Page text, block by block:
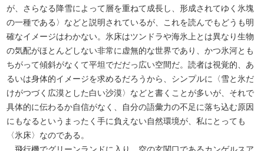
が、さらなる降雪によって層を重ねて成長し、形成されてゆく氷塊
の一種である〉などと説明されているが、これを読んでもどうも明
確なイメージはわかない。氷床はツンドラや海氷上とは異なり生物
の気配がほとんどしない非常に虚無的な世界であり、かつ氷河とも
ちがって傾斜がなくて平坦でだだっ広い空間だ。読者は視覚的、あ
るいは身体的イメージを求めるだろうから、シンプルに〈雪と氷だ
けがつづく広漠とした白い沙漠〉などと書くことが多いが、それで
具体的に伝わるか自信がなく、自分の語彙力の不足に落ち込む原因
にもなるというまったく手に負えない自然環境が、私にとっても
〈氷床〉なのである。